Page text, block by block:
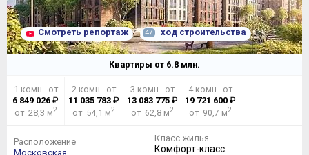
Смотреть репортаж 47 ход строительства
Квартиры от 6.8 млн.
1 комн. от
6 849 026 ₽
от 28,3 м2
2 комн. от
11 035 783 ₽
от 54,1 м2
3 комн. от
13 083 775₽
от 62,8 м2
4 комн. от
19 721 600 ₽
от 90,7 м2
Расположение
Московская
Класс жилья
Комфорт-класс